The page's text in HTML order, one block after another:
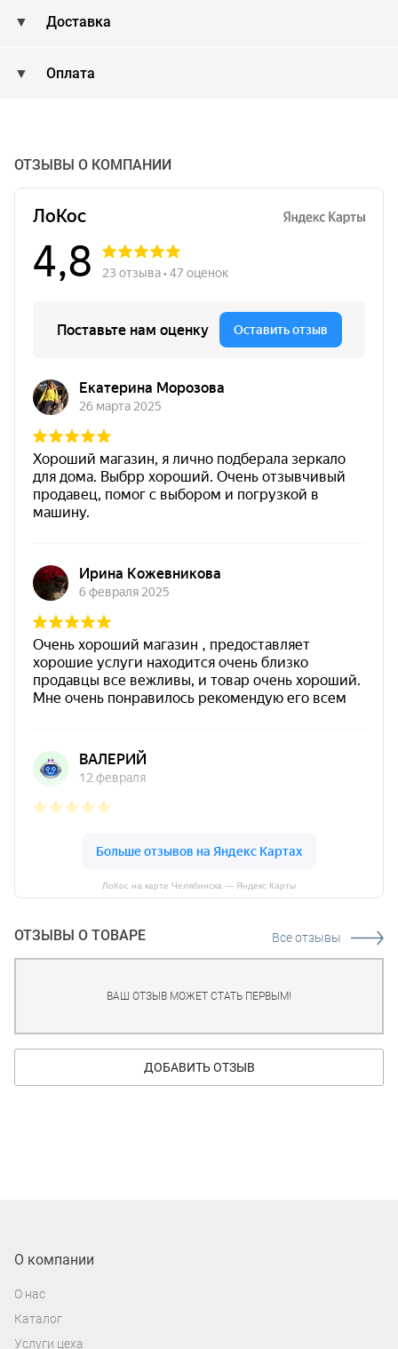
Доставка
Оплата
ОТЗЫВЫ О КОМПАНИИ
ЛоКос на карте Челябинска — Яндекс Карты
ОТЗЫВЫ О ТОВАРЕ Все отзывы
ВАШ ОТЗЫВ МОЖЕТ СТАТЬ ПЕРВЫМ!
ДОБАВИТЬ ОТЗЫВ
О компании
О нас
Каталог
Услуги цеха